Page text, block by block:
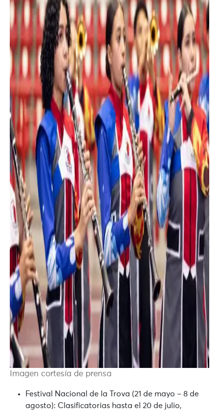
Imagen cortesía de prensa
Festival Nacional de la Trova (21 de mayo – 8 de
agosto): Clasificatorias hasta el 20 de julio,